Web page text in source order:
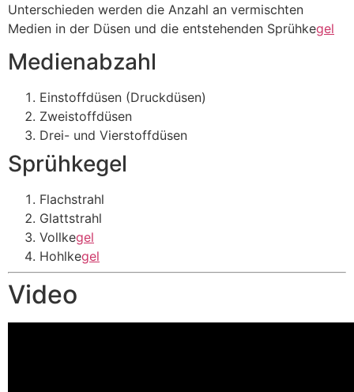
Unterschieden werden die Anzahl an vermischten
Medien in der Düsen und die entstehenden Sprühkegel
Medienabzahl
Einstoffdüsen (Druckdüsen)
Zweistoffdüsen
Drei- und Vierstoffdüsen
Sprühkegel
Flachstrahl
Glattstrahl
Vollkegel
Hohlkegel
Video